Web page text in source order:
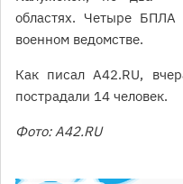
областях. Четыре БПЛА
военном ведомстве.
Как писал А42.RU,
пострадали 14 человек.
Фото: А42.RU